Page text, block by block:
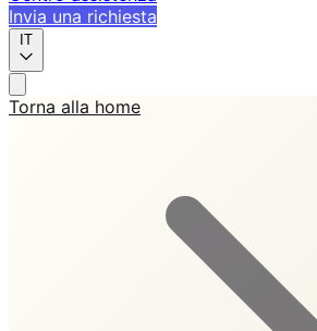
Invia una richiesta
IT
Torna alla home